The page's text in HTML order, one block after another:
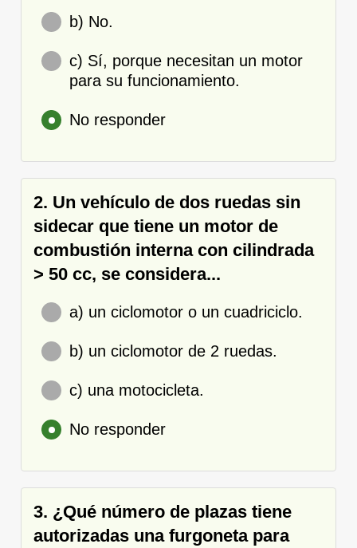
b) No.
c) Sí, porque necesitan un motor
para su funcionamiento.
No responder
2. Un vehículo de dos ruedas sin
sidecar que tiene un motor de
combustión interna con cilindrada
> 50 cc, se considera...
a) un ciclomotor o un cuadriciclo.
b) un ciclomotor de 2 ruedas.
c) una motocicleta.
No responder
3. ¿Qué número de plazas tiene
autorizadas una furgoneta para